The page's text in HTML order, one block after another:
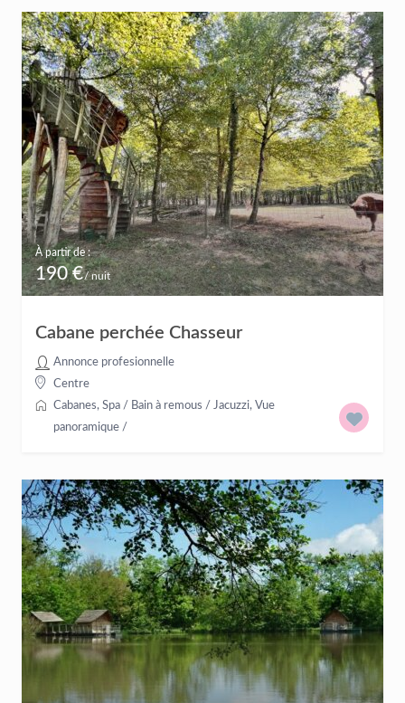
À partir de :
190 €/ nuit
Cabane perchée Chasseur
Annonce profesionnelle
Centre
Cabanes, Spa / Bain à remous / Jacuzzi, Vue
panoramique /